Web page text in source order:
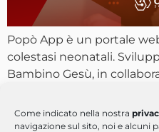
Come indicato nella nostra
navigazione sul sito, noi e alcuni
Popò App è un portale
colestasi neonatali.
Bambino Gesù, in